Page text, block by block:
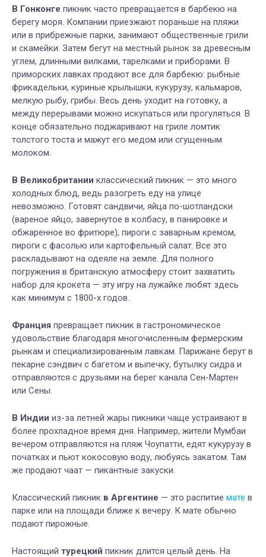
В Гонконге пикник часто превращается в барбекю на
берегу моря. Компании приезжают пораньше на пляжи
или в прибрежные парки, занимают общественные грили
и скамейки. Затем бегут на местный рынок за древесным
углем, длинными вилками, тарелками и приборами. В
приморских лавках продают все для барбекю: рыбные
фрикадельки, куриные крылышки, кукурузу, кальмаров,
мелкую рыбу, грибы. Весь день уходит на готовку, а
между перерывами можно искупаться или прогуляться. В
конце обязательно поджаривают на гриле ломтик
толстого тоста и мажут его медом или сгущенным
молоком.
В Великобритании классический пикник — это много
холодных блюд, ведь разогреть еду на улице
невозможно. Готовят сандвичи, яйца по-шотландски
(вареное яйцо, завернутое в колбасу, в панировке и
обжаренное во фритюре), пироги с заварным кремом,
пироги с фасолью или картофельный салат. Все это
раскладывают на одеяле на земле. Для полного
погружения в британскую атмосферу стоит захватить
набор для крокета — эту игру на лужайке любят здесь
как минимум с 1800-х годов.
Франция превращает пикник в гастрономическое
удовольствие благодаря многочисленным фермерским
рынкам и специализированным лавкам. Парижане берут в
пекарне сэндвич с багетом и выпечку, бутылку сидра и
отправляются с друзьями на берег канала Сен-Мартен
или Сены.
В Индии из-за летней жары пикники чаще устраивают в
более прохладное время дня. Например, жители Мумбаи
вечером отправляются на пляж Чоупатти, едят кукурузу в
початках и пьют кокосовую воду, любуясь закатом. Там
же продают чаат — пикантные закуски.
Классический пикник в Аргентине — это распитие мате в
парке или на площади ближе к вечеру. К мате обычно
подают пирожные.
Настоящий турецкий пикник длится целый день. На